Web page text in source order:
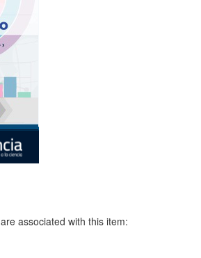
associated with this item: